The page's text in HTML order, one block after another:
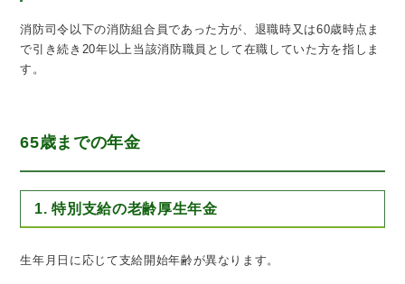
消防司令以下の消防組合員であった方が、退職時又は60歳時点ま
で引き続き20年以上当該消防職員として在職していた方を指しま
す。
65歳までの年金
1. 特別支給の老齢厚生年金
生年月日に応じて支給開始年齢が異なります。